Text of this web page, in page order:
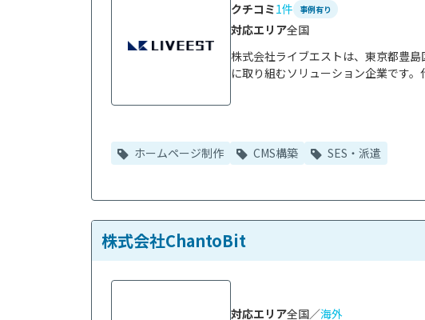
株式会社ライブエストは、東京都豊
に取り組むソリューション企業です
クチコミ1件 事例有り
対応エリア全国
ホームページ制作 CMS構築 SES・派遣
株式会社ChantoBit
対応エリア全国／海外